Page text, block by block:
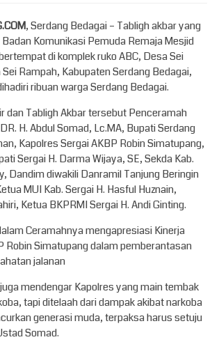
, Serdang Bedagai – Tabligh akbar yang
Komunikasi Pemuda Remaja Mesjid
di komplek ruko ABC, Desa Sei
Rampah, Kabupaten Serdang Bedagai,
ribuan warga Serdang Bedagai.
dan Tabligh Akbar tersebut Penceramah
H. Abdul Somad, Lc.MA, Bupati Serdang
Kapolres Sergai AKBP Robin Simatupang,
Sergai H. Darma Wijaya, SE, Sekda Kab.
Dandim diwakili Danramil Tanjung Beringin
MUI Kab. Sergai H. Hasful Huznain,
Ketua BKPRMI Sergai H. Andi Ginting.
Ceramahnya mengapresiasi Kinerja
Robin Simatupang dalam pemberantasan
jalanan
mendengar Kapolres yang main tembak
tapi ditelaah dari dampak akibat narkoba
generasi muda, terpaksa harus setuju
Somad.